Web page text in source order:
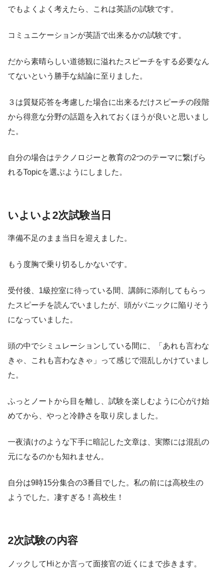
でもよくよく考えたら、これは英語の試験です。
コミュニケーションが英語で出来るかの試験です。
だから素晴らしい道徳観に溢れたスピーチをする必要なん
てないという勝手な結論に至りました。
３は質疑応答を考慮した場合に出来るだけスピーチの段階
から得意な分野の話題を入れておくほうが良いと思いまし
た。
自分の場合はテクノロジーと教育の2つのテーマに繋げら
れるTopicを選ぶようにしました。
いよいよ2次試験当日
準備不足のまま当日を迎えました。
もう度胸で乗り切るしかないです。
受付後、1級控室に待っている間、講師に添削してもらっ
たスピーチを読んでいましたが、頭がパニックに陥りそう
になっていました。
頭の中でシミュレーションしている間に、「あれも言わな
きゃ、これも言わなきゃ」って感じで混乱しかけていまし
た。
ふっとノートから目を離し、試験を楽しむように心がけ始
めてから、やっと冷静さを取り戻しました。
一夜漬けのような下手に暗記した文章は、実際には混乱の
元になるのかも知れません。
自分は9時15分集合の3番目でした。私の前には高校生の
ようでした。凄すぎる！高校生！
2次試験の内容
ノックしてHiとか言って面接官の近くにまで歩きます。